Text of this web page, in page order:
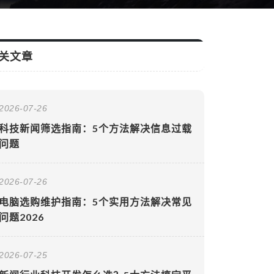
文章
07-26
技新闻筛选指南：5个方法解决信息过载
题
07-26
脑选购维护指南：5个实用方法解决常见
题2026
07-25